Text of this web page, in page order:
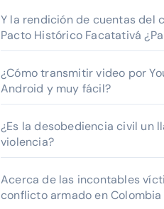
Y la rendición de cuentas del
Pacto Histórico Facatativá
¿Cómo transmitir video por
Android y muy fácil?
¿Es la desobediencia civil un
violencia?
Acerca de las incontables
conflicto armado en Colombia